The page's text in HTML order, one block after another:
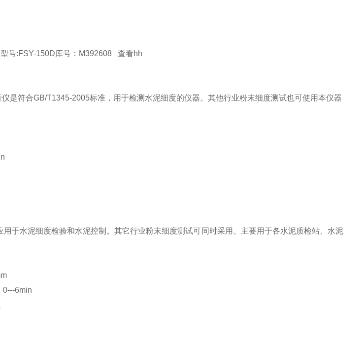
号:FSY-150D库号：M392608 查看hh
是符合GB/T1345-2005标准，用于检测水泥细度的仪器。其他行业粉末细度测试也可使用本仪器
用于水泥细度检验和水泥控制。其它行业粉末细度测试可同时采用。主要用于各水泥质检站、水泥
0---6min